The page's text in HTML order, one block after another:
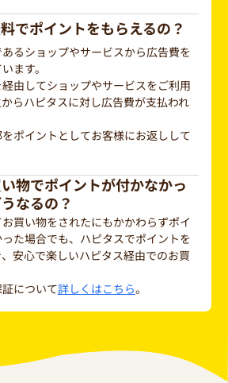
でポイントをもらえるの？
るショップやサービスから広告費を
ます。
由してショップやサービスをご利用
らハピタスに対し広告費が支払われ
ポイントとしてお客様にお返しして
物でポイントが付かなかっ
なるの？
買い物をされたにもかかわらずポイ
た場合でも、ハピタスでポイントを
安心で楽しいハピタス経由でのお買
について詳しくはこちら。